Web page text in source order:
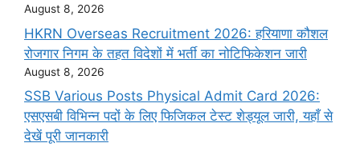
August 8, 2026
HKRN Overseas Recruitment 2026: हरियाणा कौशल
रोजगार निगम के तहत विदेशों में भर्ती का नोटिफिकेशन जारी
August 8, 2026
SSB Various Posts Physical Admit Card 2026:
एसएसबी विभिन्न पदों के लिए फिजिकल टेस्ट शेड्यूल जारी, यहाँ से
देखें पूरी जानकारी